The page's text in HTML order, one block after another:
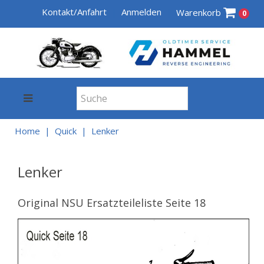
Kontakt/Anfahrt Anmelden Warenkorb 0
Home Quick Lenker
Lenker
Original NSU Ersatzteileliste Seite 18